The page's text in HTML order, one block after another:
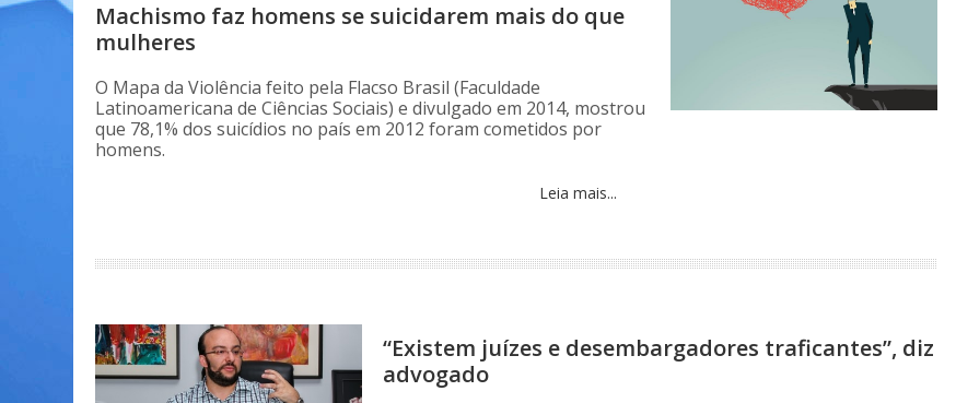
Machismo faz homens se suicidarem mais do que
mulheres
O Mapa da Violência feito pela Flacso Brasil (Faculdade
Latinoamericana de Ciências Sociais) e divulgado em 2014, mostrou
que 78,1% dos suicídios no país em 2012 foram cometidos por
homens.
Leia mais...
“Existem juízes e desembargadores traficantes”, diz
advogado